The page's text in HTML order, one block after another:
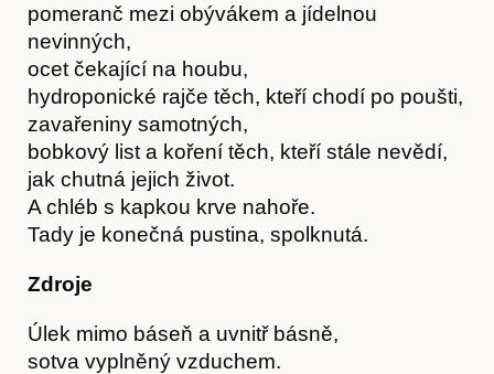
pomeranč mezi obývákem a jídelnou
nevinných,
ocet čekající na houbu,
hydroponické rajče těch, kteří chodí po poušti,
zavařeniny samotných,
bobkový list a koření těch, kteří stále nevědí,
jak chutná jejich život.
A chléb s kapkou krve nahoře.
Tady je konečná pustina, spolknutá.
Zdroje
Úlek mimo báseň a uvnitř básně,
sotva vyplněný vzduchem.